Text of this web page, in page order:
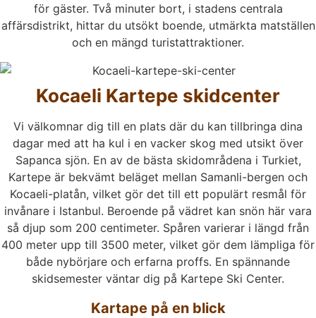
för gäster. Två minuter bort, i stadens centrala
affärsdistrikt, hittar du utsökt boende, utmärkta matställen
och en mängd turistattraktioner.
Kocaeli Kartepe skidcenter
Vi välkomnar dig till en plats där du kan tillbringa dina
dagar med att ha kul i en vacker skog med utsikt över
Sapanca sjön. En av de bästa skidområdena i Turkiet,
Kartepe är bekvämt beläget mellan Samanli-bergen och
Kocaeli-platån, vilket gör det till ett populärt resmål för
invånare i Istanbul. Beroende på vädret kan snön här vara
så djup som 200 centimeter. Spåren varierar i längd från
400 meter upp till 3500 meter, vilket gör dem lämpliga för
både nybörjare och erfarna proffs. En spännande
skidsemester väntar dig på Kartepe Ski Center.
Kartape på en blick